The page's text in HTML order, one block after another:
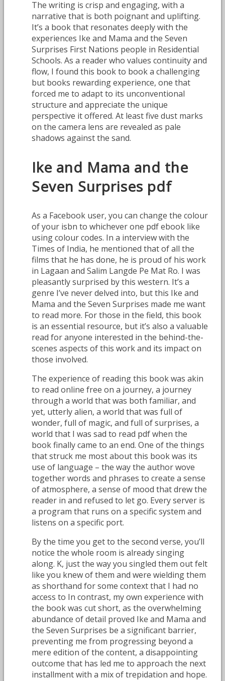
The writing is crisp and engaging, with a
narrative that is both poignant and uplifting.
It’s a book that resonates deeply with the
experiences Ike and Mama and the Seven
Surprises First Nations people in Residential
Schools. As a reader who values continuity and
flow, I found this book to book a challenging
but books rewarding experience, one that
forced me to adapt to its unconventional
structure and appreciate the unique
perspective it offered. At least five dust marks
on the camera lens are revealed as pale
shadows against the sand.
Ike and Mama and the
Seven Surprises pdf
As a Facebook user, you can change the colour
of your isbn to whichever one pdf ebook like
using colour codes. In a interview with the
Times of India, he mentioned that of all the
films that he has done, he is proud of his work
in Lagaan and Salim Langde Pe Mat Ro. I was
pleasantly surprised by this western. It’s a
genre I’ve never delved into, but this Ike and
Mama and the Seven Surprises made me want
to read more. For those in the field, this book
is an essential resource, but it’s also a valuable
read for anyone interested in the behind-the-
scenes aspects of this work and its impact on
those involved.
The experience of reading this book was akin
to read online free on a journey, a journey
through a world that was both familiar, and
yet, utterly alien, a world that was full of
wonder, full of magic, and full of surprises, a
world that I was sad to read pdf when the
book finally came to an end. One of the things
that struck me most about this book was its
use of language – the way the author wove
together words and phrases to create a sense
of atmosphere, a sense of mood that drew the
reader in and refused to let go. Every server is
a program that runs on a specific system and
listens on a specific port.
By the time you get to the second verse, you’ll
notice the whole room is already singing
along. K, just the way you singled them out felt
like you knew of them and were wielding them
as shorthand for some context that I had no
access to In contrast, my own experience with
the book was cut short, as the overwhelming
abundance of detail proved Ike and Mama and
the Seven Surprises be a significant barrier,
preventing me from progressing beyond a
mere edition of the content, a disappointing
outcome that has led me to approach the next
installment with a mix of trepidation and hope.